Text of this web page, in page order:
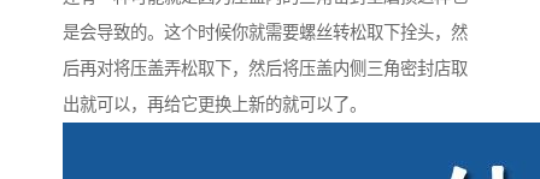
是会导致的。这个时候你就需要螺丝转松取下拴头，然
后再对将压盖弄松取下，然后将压盖内侧三角密封店取
出就可以，再给它更换上新的就可以了。